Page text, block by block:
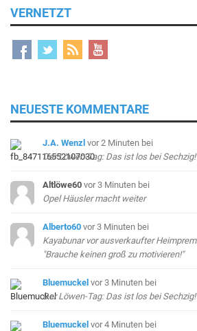
VERNETZT
NEUESTE KOMMENTARE
J.A. Wenzl vor 2 Minuten bei
Der Löwen-Tag: Das ist los bei Sechzig!
Altlöwe60 vor 3 Minuten bei
Opel Häusler macht weiter
Alberto60 vor 3 Minuten bei
Kayabunar vor ausverkaufter
"Brauche keinen groß zu motivieren!"
Bluemuckel vor 3 Minuten bei
Der Löwen-Tag: Das ist los bei Sechzig!
Bluemuckel vor 4 Minuten bei